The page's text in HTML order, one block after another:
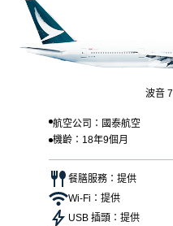
波音
航空公司：國泰航空
機齡：18年9個月
餐膳服務：提供
Wi-Fi：提供
USB 插頭：提供